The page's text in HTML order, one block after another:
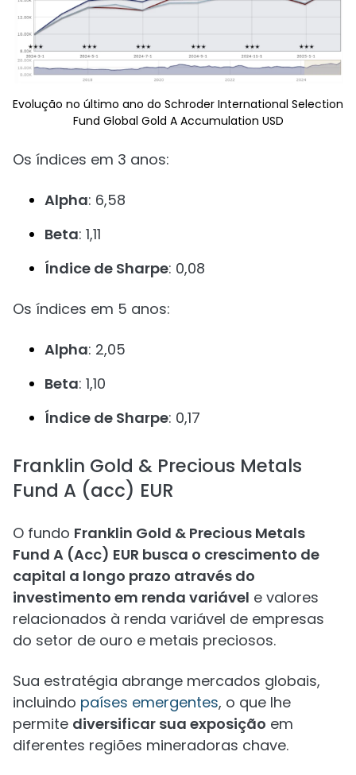
Evolução no último ano do Schroder International Selection
Fund Global Gold A Accumulation USD
Os índices em 3 anos:
Alpha: 6,58
Beta: 1,11
Índice de Sharpe: 0,08
Os índices em 5 anos:
Alpha: 2,05
Beta: 1,10
Índice de Sharpe: 0,17
Franklin Gold & Precious Metals
Fund A (acc) EUR
O fundo Franklin Gold & Precious Metals
Fund A (Acc) EUR busca o crescimento de
capital a longo prazo através do
investimento em renda variável e valores
relacionados à renda variável de empresas
do setor de ouro e metais preciosos.
Sua estratégia abrange mercados globais,
incluindo países emergentes, o que lhe
permite diversificar sua exposição em
diferentes regiões mineradoras chave.